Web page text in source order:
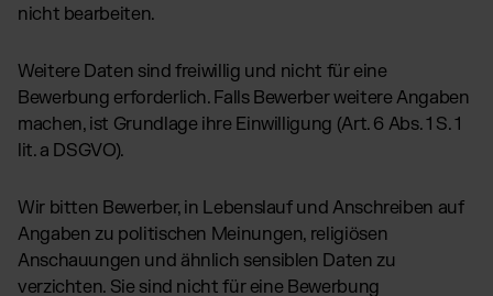
nicht bearbeiten.
Weitere Daten sind freiwillig und nicht für eine
Bewerbung erforderlich. Falls Bewerber weitere Angaben
machen, ist Grundlage ihre Einwilligung (Art. 6 Abs. 1 S. 1
lit. a DSGVO).
Wir bitten Bewerber, in Lebenslauf und Anschreiben auf
Angaben zu politischen Meinungen, religiösen
Anschauungen und ähnlich sensiblen Daten zu
verzichten. Sie sind nicht für eine Bewerbung